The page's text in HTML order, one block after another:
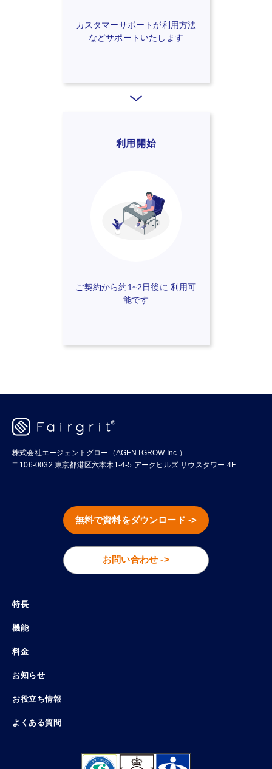
カスタマーサポートが利用方法
などサポートいたします
利用開始
ご契約から約1~2日後に 利用可
能です
株式会社エージェントグロー（AGENTGROW Inc.）
〒106-0032 東京都港区六本木1-4-5 アークヒルズ サウスタワー 4F
無料で資料をダウンロード ->
お問い合わせ ->
特長
機能
料金
お知らせ
お役立ち情報
よくある質問